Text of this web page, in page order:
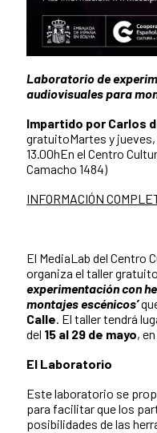
Laboratorio de
audiovisuales para
Impartido por Carlos
gratuitoMartes y jueves,
13.00hEn el Centro
Camacho 1484)
INFORMACIÓN
El MediaLab del Centro
organiza el taller gratuito
experimentación con
montajes escénicos’
Calle . El taller tendrá
del 15 al 29 de mayo,
El Laboratorio
Este laboratorio se
para facilitar que los
posibilidades de las